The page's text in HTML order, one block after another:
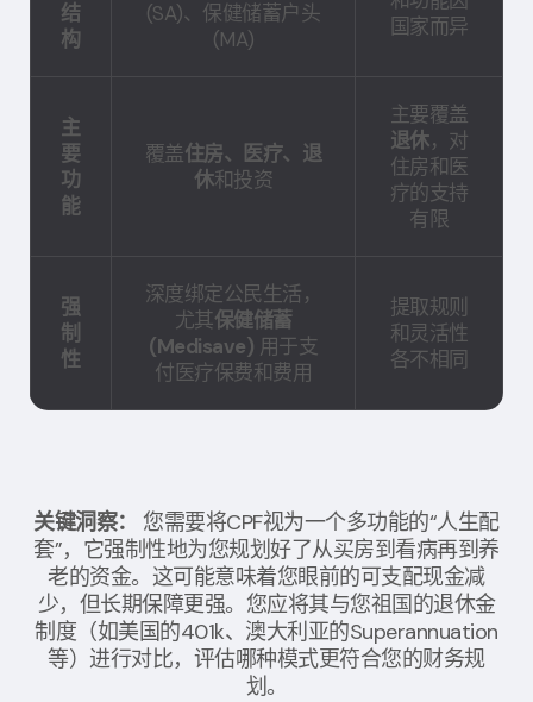
结
构
(SA)、保健储蓄户头
(MA)
国家而异
主
要
功
能
覆盖住房、医疗、退
休和投资
主要覆盖
退休，对
住房和医
疗的支持
有限
强
制
性
深度绑定公民生活，
尤其保健储蓄
(Medisave) 用于支
付医疗保费和费用
提取规则
和灵活性
各不相同
关键洞察：
您需要将CPF视为一个多功能的“人生配
套”，它强制性地为您规划好了从买房到看病再到养
老的资金。这可能意味着您眼前的可支配现金减
少，但长期保障更强。您应将其与您祖国的退休金
制度（如美国的401k、澳大利亚的Superannuation
等）进行对比，评估哪种模式更符合您的财务规
划。